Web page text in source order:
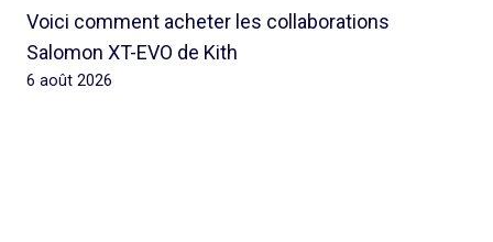
Voici comment acheter les collaborations
Salomon XT-EVO de Kith
6 août 2026